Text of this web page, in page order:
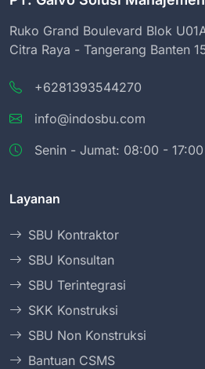
Ruko Grand Boulevard Blok
Citra Raya - Tangerang Banten
+6281393544270
info@indosbu.com
Senin - Jumat: 08:00 - 17:00
Layanan
SBU Kontraktor
SBU Konsultan
SBU Terintegrasi
SKK Konstruksi
SBU Non Konstruksi
Bantuan CSMS